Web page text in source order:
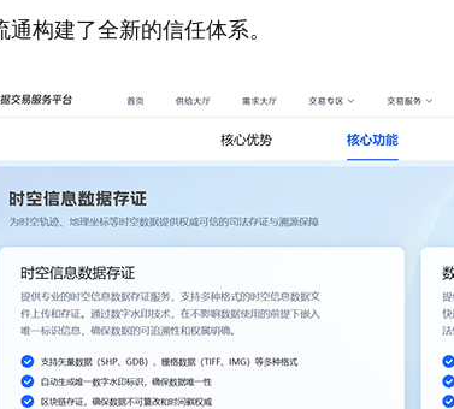
通构建了全新的信任体系。